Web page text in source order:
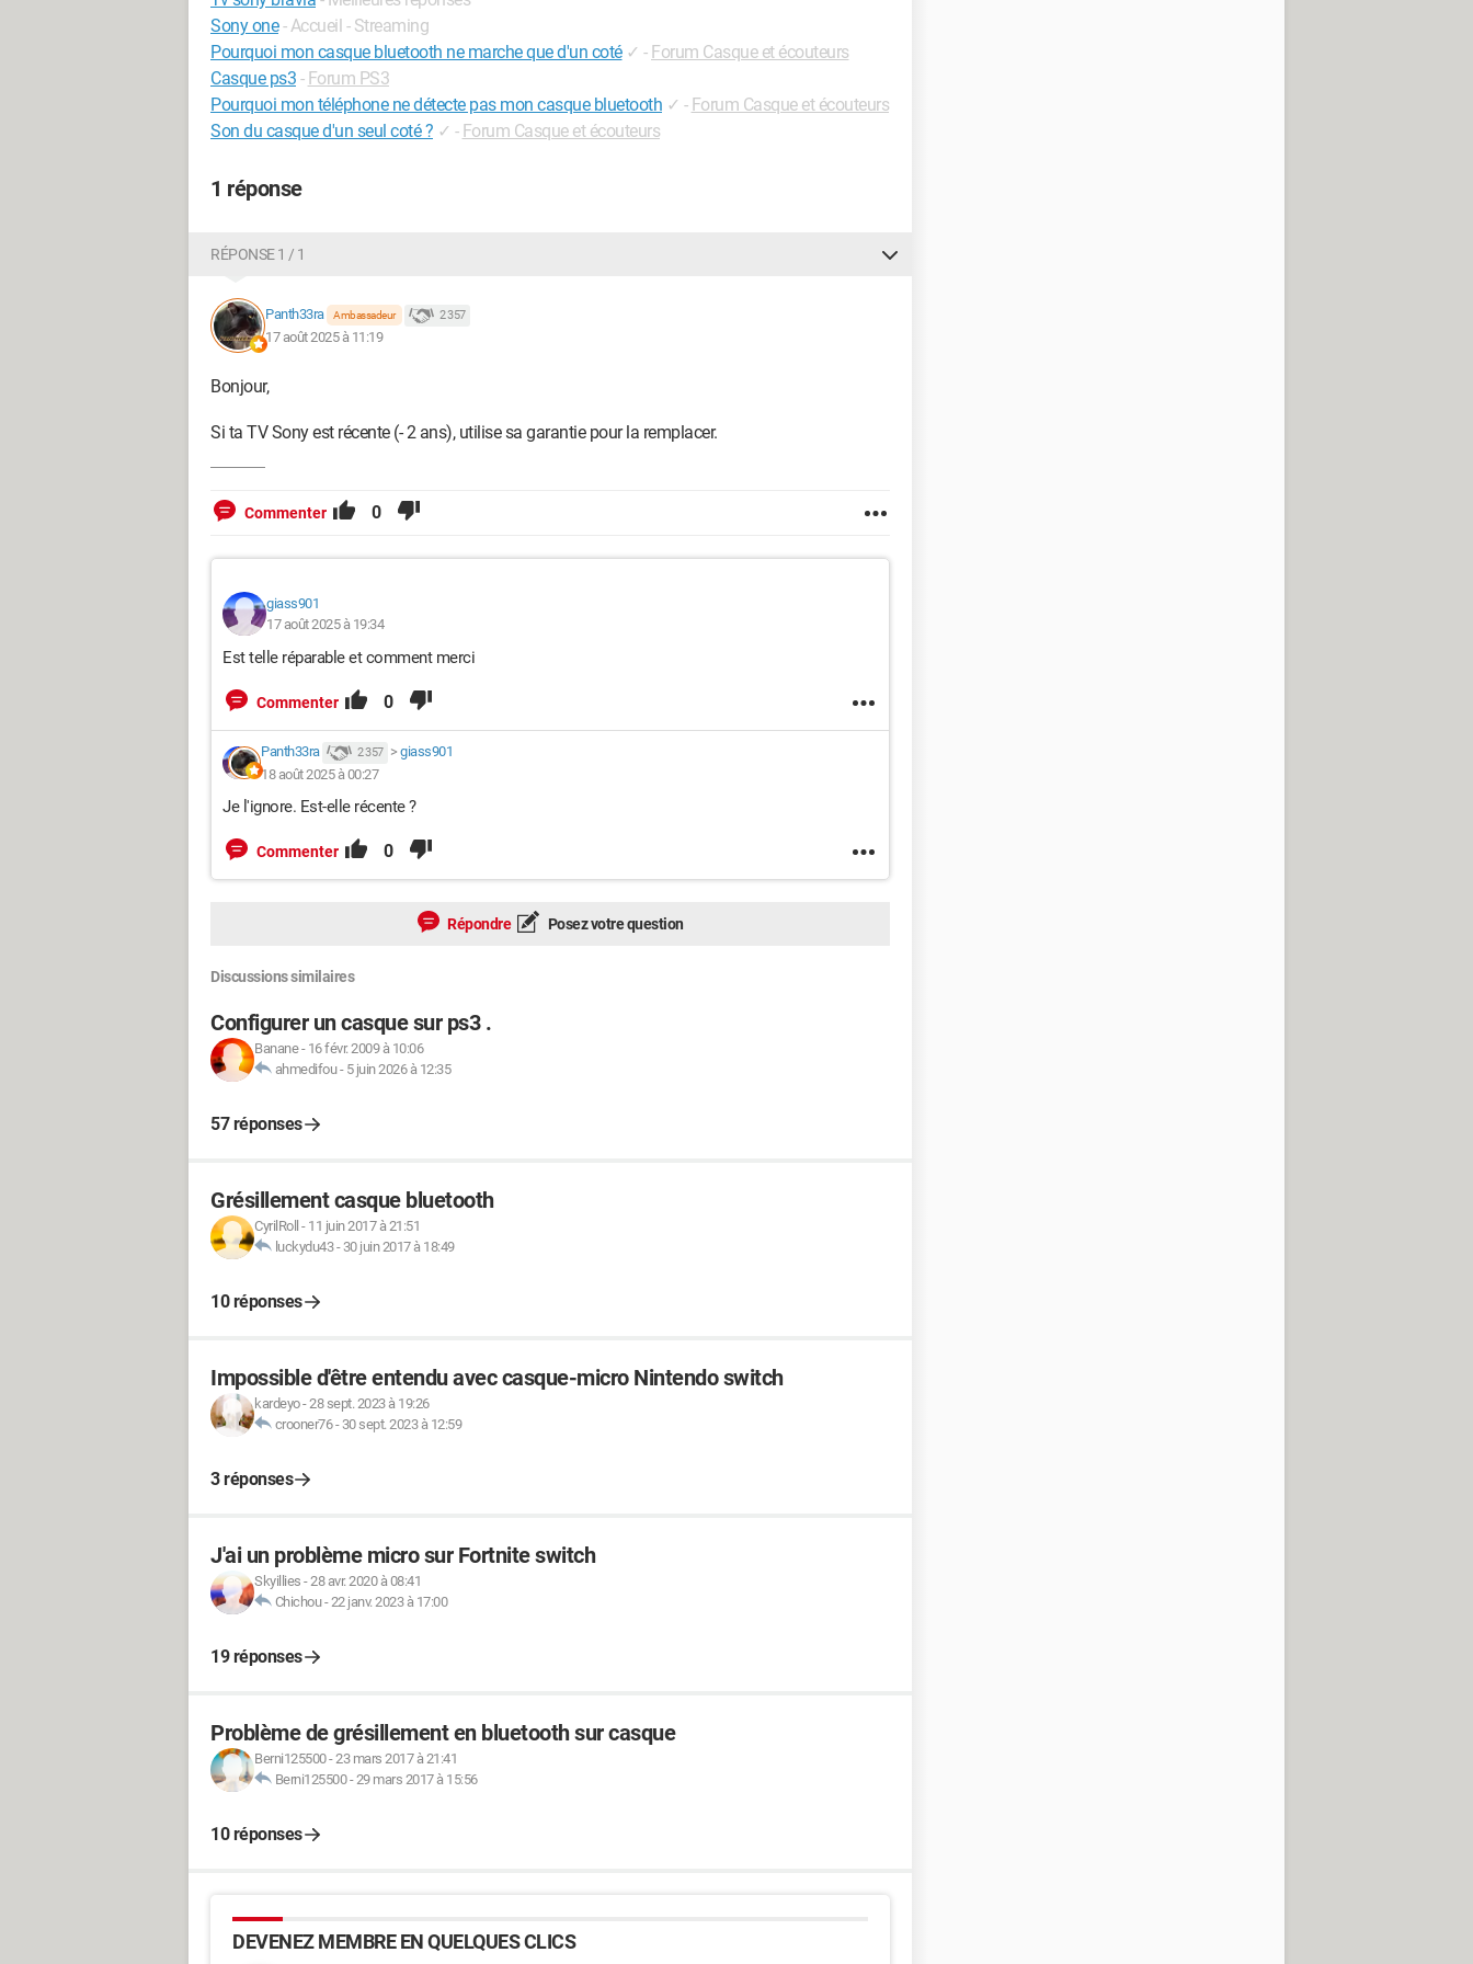
Sony one - Accueil - Streaming
Pourquoi mon casque bluetooth ne marche que d'un coté ✓ - Forum Casque et écouteurs
Casque ps3 - Forum PS3
Pourquoi mon téléphone ne détecte pas mon casque bluetooth ✓ - Forum Casque et écouteurs
Son du casque d'un seul coté ? ✓ - Forum Casque et écouteurs
1 réponse
RÉPONSE 1 / 1
Panth33ra Ambassadeur 2 357
17 août 2025 à 11:19
Bonjour,
Si ta TV Sony est récente (- 2 ans), utilise sa garantie pour la remplacer.
Commenter 0
giass901
17 août 2025 à 19:34
Est telle réparable et comment merci
Commenter 0
Panth33ra 2 357 > giass901
18 août 2025 à 00:27
Je l'ignore. Est-elle récente ?
Commenter 0
Répondre Posez votre question
Discussions similaires
Configurer un casque sur ps3 .
Banane- 16 févr. 2009 à 10:06
ahmedifou- 5 juin 2026 à 12:35
57 réponses
Grésillement casque bluetooth
CyrilRoll - 11 juin 2017 à 21:51
luckydu43- 30 juin 2017 à 18:49
10 réponses
Impossible d'être entendu avec casque-micro Nintendo switch
kardeyo-28 sept. 2023 à 19:26
crooner76- 30 sept. 2023 à 12:59
3 réponses
J'ai un problème micro sur Fortnite switch
Skyillies -28 avr. 2020 à 08:41
Chichou-22 janv. 2023 à 17:00
19 réponses
Problème de grésillement en bluetooth sur casque
Berni125500-23 mars 2017 à 21:41
Berni125500-29 mars 2017 à 15:56
10 réponses
DEVENEZ MEMBRE EN QUELQUES CLICS